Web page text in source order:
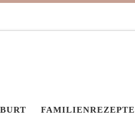
FAMILIENREZEPTE